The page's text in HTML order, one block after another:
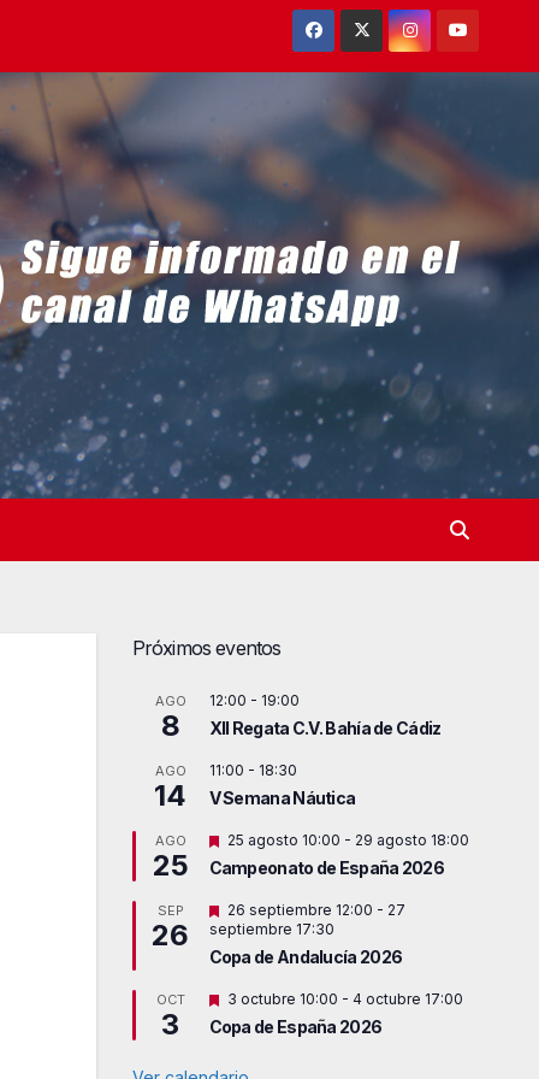
Próximos eventos
AGO
8
12:00 - 19:00
XII Regata C.V. Bahía de Cádiz
AGO
14
11:00 - 18:30
V Semana Náutica
AGO
25
D
s
a
c
a
o
25 agosto 10:00 - 29 agosto 18:00
Campeonato de España 2026
SEP
26
D
e
t
c
a
26 septiembre 12:00 - 27
septiembre 17:30
Copa de Andalucía 2026
OCT
3
D
s
a
3 octubre 10:00 - 4 octubre 17:00
Copa de España 2026